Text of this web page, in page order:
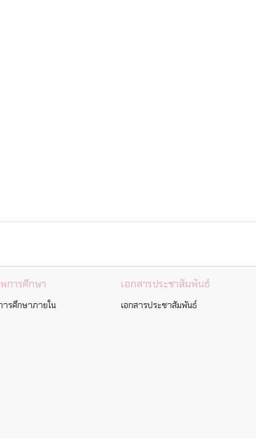
การศึกษา
รศึกษาภายใน
เอกสารประชาสัมพันธ์
เอกสารประชาสัมพันธ์